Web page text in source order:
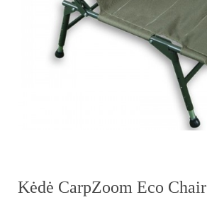
Kėdė CarpZoom Eco Chair